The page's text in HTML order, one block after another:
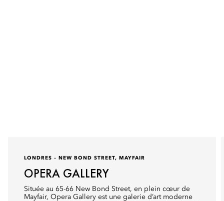
LONDRES – NEW BOND STREET, MAYFAIR
OPERA GALLERY
Située au 65-66 New Bond Street, en plein cœur de
Mayfair, Opera Gallery est une galerie d’art moderne